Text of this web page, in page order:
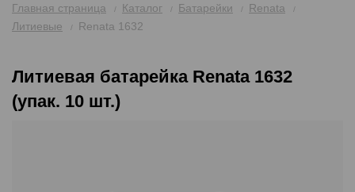
Главная страница Каталог Батарейки
Renata
Литиевые
Renata 1632
Литиевая батарейка Renata 1632
(упак. 10 шт.)